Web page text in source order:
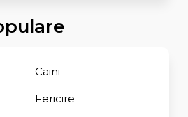
Caini
Fericire